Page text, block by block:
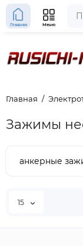
Главная Меню
Главная
Зажимы
анкерные
15